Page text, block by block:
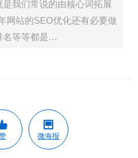
我们常说的由核心词拓展
网站的SEO优化还有必要做
名等等都是…
微海报